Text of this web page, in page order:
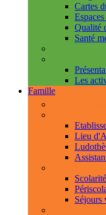
Cartes
Qualité
Santé
Les
Famille
Lieu
Séjours